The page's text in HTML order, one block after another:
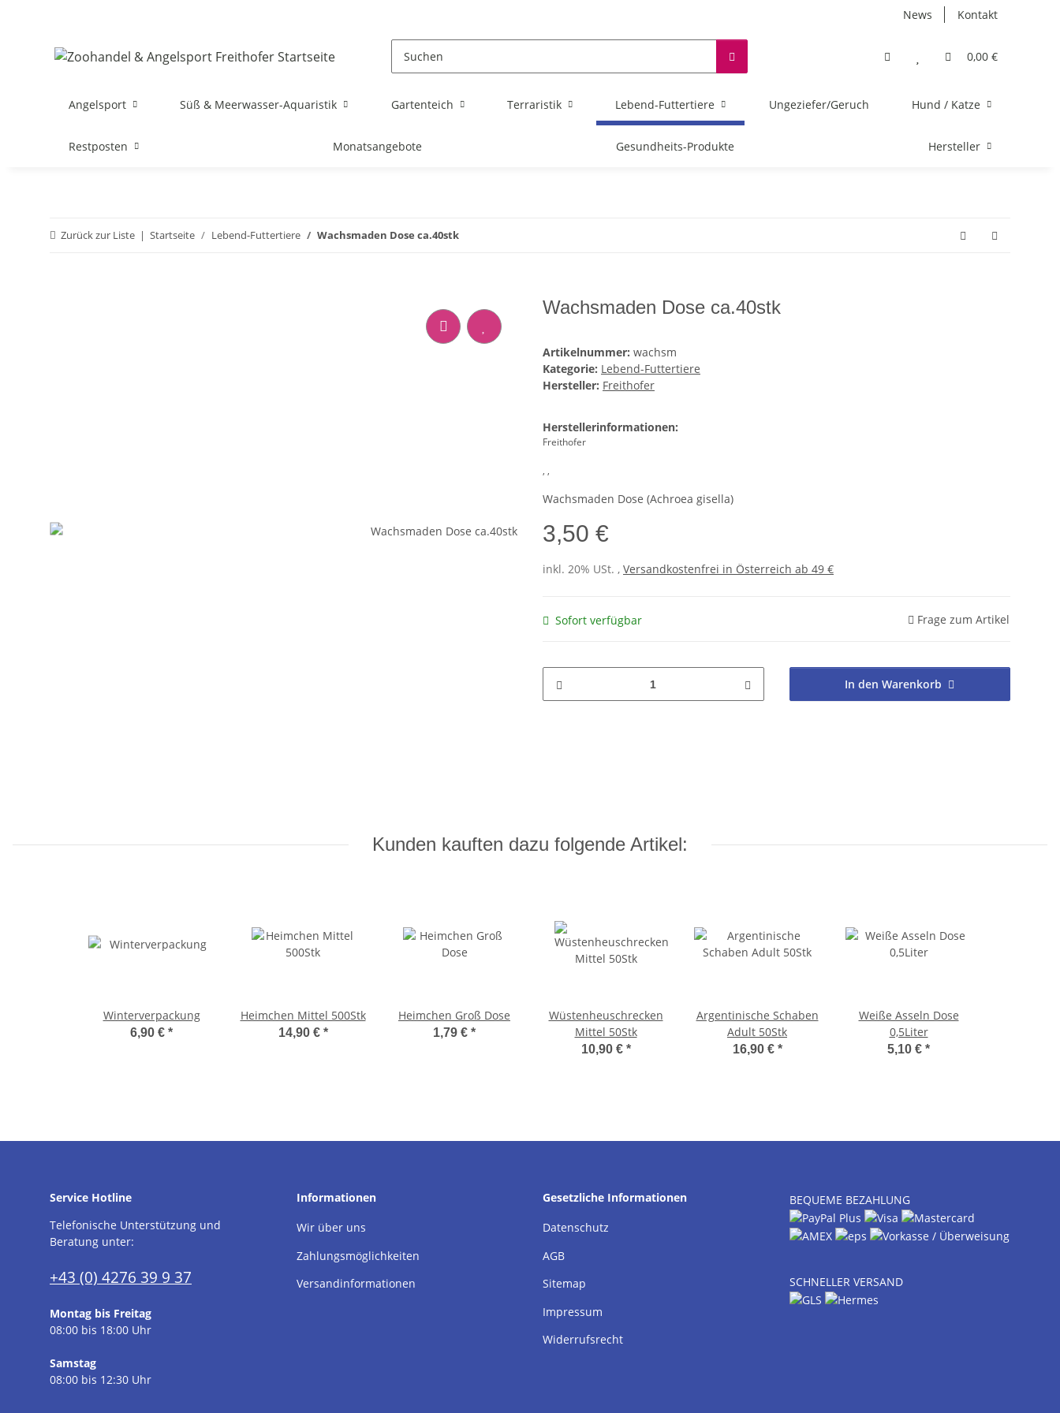
News Kontakt
0,00 €
Angelsport Süß & Meerwasser-Aquaristik Gartenteich Terraristik Lebend-Futtertiere Ungeziefer/Geruch Hund / Katze
Restposten Monatsangebote Gesundheits-Produkte Hersteller
Zurück zur Liste Startseite Lebend-Futtertiere Wachsmaden Dose ca.40stk
Wachsmaden Dose ca.40stk
Artikelnummer: wachsm
Kategorie: Lebend-Futtertiere
Hersteller: Freithofer
Herstellerinformationen:
Freithofer
, ,
Wachsmaden Dose (Achroea gisella)
3,50 €
inkl. 20% USt. , Versandkostenfrei in Österreich ab 49 €
Sofort verfügbar Frage zum Artikel
In den Warenkorb
Kunden kauften dazu folgende Artikel:
Winterverpackung
6,90 € *
Heimchen Mittel 500Stk
14,90 € *
Heimchen Groß Dose
1,79 € *
Wüstenheuschrecken
Mittel 50Stk
10,90 € *
Argentinische Schaben
Adult 50Stk
16,90 € *
Weiße Asseln Dose
0,5Liter
5,10 € *
Service Hotline
Telefonische Unterstützung und
Beratung unter:
+43 (0) 4276 39 9 37
Montag bis Freitag
08:00 bis 18:00 Uhr
Samstag
08:00 bis 12:30 Uhr
Informationen
Wir über uns
Zahlungsmöglichkeiten
Versandinformationen
Gesetzliche Informationen
Datenschutz
AGB
Sitemap
Impressum
Widerrufsrecht
BEQUEME BEZAHLUNG
SCHNELLER VERSAND